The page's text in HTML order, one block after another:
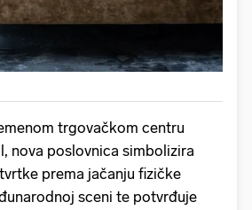
trgovačkom centru
nova poslovnica simbolizira
prema jačanju fizičke
sceni te potvrđuje